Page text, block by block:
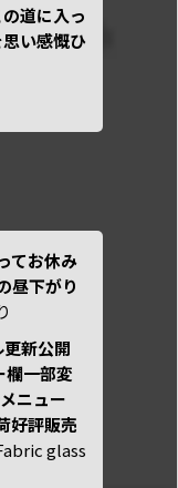
道に入っ
い感慨ひ
てお休み
昼下がり
更新公開
一部変
ニュー
好評販売
glass